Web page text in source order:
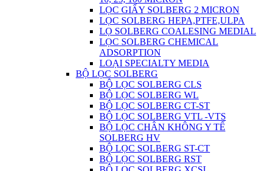
LỌC GIẤY SOLBERG 2 MICRON
LỌC SOLBERG HEPA,PTFE,ULPA
LỌ SOLBERG COALESING MEDIAL
LỌC SOLBERG CHEMICAL
ADSORPTION
LOẠI SPECIALTY MEDIA
BỘ LỌC SOLBERG
BỘ LỌC SOLBERG CLS
BỘ LỌC SOLBERG WL
BỘ LỌC SOLBERG CT-ST
BỘ LỌC SOLBERG VTL -VTS
BỘ LỌC CHÂN KHÔNG Y TẾ
SOLBERG HV
BỘ LỌC SOLBERG ST-CT
BỘ LỌC SOLBERG RST